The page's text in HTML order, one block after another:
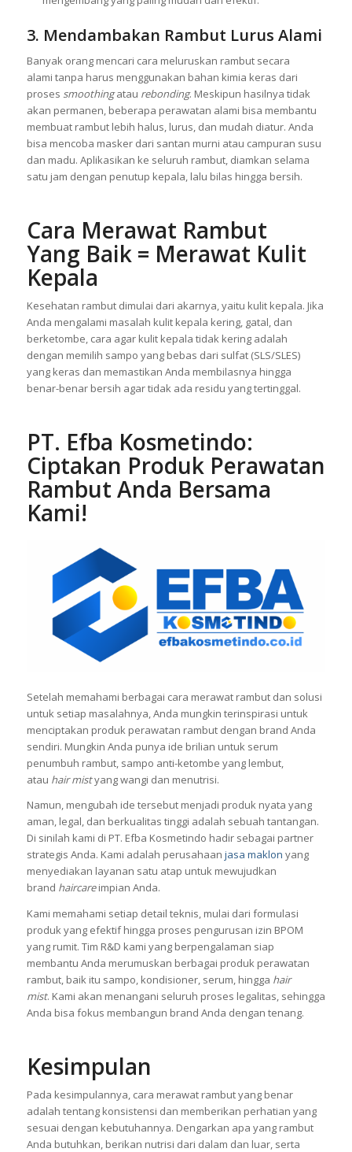
3. Mendambakan Rambut Lurus Alami
Banyak orang mencari cara meluruskan rambut secara
alami tanpa harus menggunakan bahan kimia keras dari
proses smoothingatau rebonding. Meskipun hasilnya tidak
akan permanen, beberapa perawatan alami bisa membantu
membuat rambut lebih halus, lurus, dan mudah diatur. Anda
bisa mencoba masker dari santan murni atau campuran susu
dan madu. Aplikasikan ke seluruh rambut, diamkan selama
satu jam dengan penutup kepala, lalu bilas hingga bersih.
Cara Merawat Rambut
Yang Baik = Merawat Kulit
Kepala
Kesehatan rambut dimulai dari akarnya, yaitu kulit kepala. Jika
Anda mengalami masalah kulit kepala kering, gatal, dan
berketombe, cara agar kulit kepala tidak kering adalah
dengan memilih sampo yang bebas dari sulfat (SLS/SLES)
yang keras dan memastikan Anda membilasnya hingga
benar-benar bersih agar tidak ada residu yang tertinggal.
PT. Efba Kosmetindo:
Ciptakan Produk Perawatan
Rambut Anda Bersama
Kami!
Setelah memahami berbagai cara merawat rambut dan solusi
untuk setiap masalahnya, Anda mungkin terinspirasi untuk
menciptakan produk perawatan rambut dengan brand Anda
sendiri. Mungkin Anda punya ide brilian untuk serum
penumbuh rambut, sampo anti-ketombe yang lembut,
atau hair mistyang wangi dan menutrisi.
Namun, mengubah ide tersebut menjadi produk nyata yang
aman, legal, dan berkualitas tinggi adalah sebuah tantangan.
Di sinilah kami di PT. Efba Kosmetindo hadir sebagai partner
strategis Anda. Kami adalah perusahaan jasa maklon yang
menyediakan layanan satu atap untuk mewujudkan
brand haircareimpian Anda.
Kami memahami setiap detail teknis, mulai dari formulasi
produk yang efektif hingga proses pengurusan izin BPOM
yang rumit. Tim R&D kami yang berpengalaman siap
membantu Anda merumuskan berbagai produk perawatan
rambut, baik itu sampo, kondisioner, serum, hingga hair
mist. Kami akan menangani seluruh proses legalitas, sehingga
Anda bisa fokus membangun brand Anda dengan tenang.
Kesimpulan
Pada kesimpulannya, cara merawat rambut yang benar
adalah tentang konsistensi dan memberikan perhatian yang
sesuai dengan kebutuhannya. Dengarkan apa yang rambut
Anda butuhkan, berikan nutrisi dari dalam dan luar, serta